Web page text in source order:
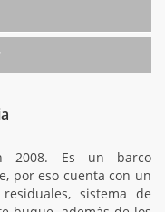
2008. Es un barco
por eso cuenta con un
sistema de